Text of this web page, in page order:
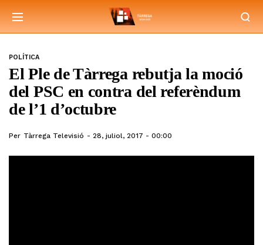
POLÍTICA
El Ple de Tàrrega rebutja la moció
del PSC en contra del referèndum
de l’1 d’octubre
Per Tàrrega Televisió 28, juliol, 2017 - 00:00